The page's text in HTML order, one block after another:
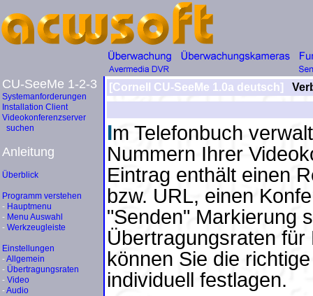
CU-SeeMe 1-2-3
Systemanforderungen
Installation Client
Videokonferenzserver
suchen
Anleitung
Überblick
Programm verstehen
- Hauptmenu
- Menu Auswahl
- Werkzeugleiste
Einstellungen
-Allgemein
- Übertragungsraten
- Video
-Audio
[Cornell CU-SeeMe 1.0a deutsch]
Im Telefonbuch
Nummern Ihrer
Eintrag enthält einen
bzw. URL, einen
"Senden" Markierung
Übertragungsraten
können Sie die
individuell festlagen.